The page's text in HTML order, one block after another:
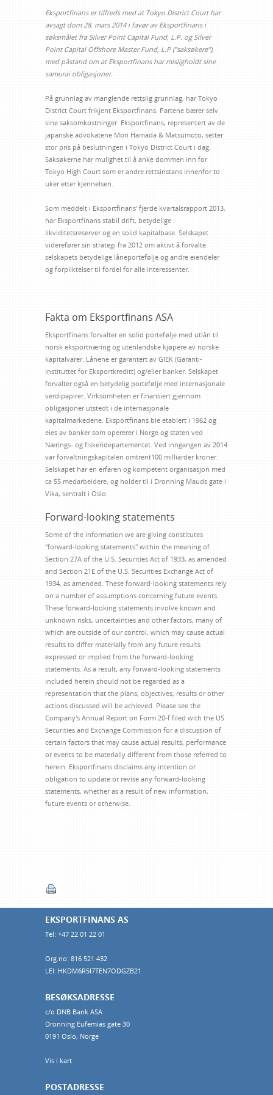
Eksportfinans er tilfreds med at Tokyo District Court har
avsagt dom 28. mars 2014 i favør av Eksportfinans i
søksmålet fra Silver Point Capital Fund, L.P. og Silver
Point Capital Offshore Master Fund, L.P (”saksøkere”),
med påstand om at Eksportfinans har misligholdt sine
samurai obligasjoner.
På grunnlag av manglende rettslig grunnlag, har Tokyo
District Court frikjent Eksportfinans. Partene bærer selv
sine saksomkostninger. Eksportfinans, representert av de
japanske advokatene Mori Hamada & Matsumoto, setter
stor pris på beslutningen i Tokyo District Court i dag.
Saksøkerne har mulighet til å anke dommen inn for
Tokyo High Court som er andre rettsinstans innenfor to
uker etter kjennelsen.
Som meddelt i Eksportfinans’ fjerde kvartalsrapport 2013,
har Eksportfinans stabil drift, betydelige
likviditetsreserver og en solid kapitalbase. Selskapet
viderefører sin strategi fra 2012 om aktivt å forvalte
selskapets betydelige låneportefølje og andre eiendeler
og forpliktelser til fordel for alle interessenter.
Fakta om Eksportfinans ASA
Eksportfinans forvalter en solid portefølje med utlån til
norsk eksportnæring og utenlandske kjøpere av norske
kapitalvarer. Lånene er garantert av GIEK (Garanti-
instituttet for Eksportkreditt) og/eller banker. Selskapet
forvalter også en betydelig portefølje med internasjonale
verdipapirer. Virksomheten er finansiert gjennom
obligasjoner utstedt i de internasjonale
kapitalmarkedene. Eksportfinans ble etablert i 1962 og
eies av banker som opererer i Norge og staten ved
Nærings- og fiskeridepartementet. Ved inngangen av 2014
var forvaltningskapitalen omtrent100 milliarder kroner.
Selskapet har en erfaren og kompetent organisasjon med
ca 55 medarbeidere, og holder til i Dronning Mauds gate i
Vika, sentralt i Oslo.
Forward-looking statements
Some of the information we are giving constitutes
"forward-looking statements" within the meaning of
Section 27A of the U.S. Securities Act of 1933, as amended
and Section 21E of the U.S. Securities Exchange Act of
1934, as amended. These forward-looking statements rely
on a number of assumptions concerning future events.
These forward-looking statements involve known and
unknown risks, uncertainties and other factors, many of
which are outside of our control, which may cause actual
results to differ materially from any future results
expressed or implied from the forward-looking
statements. As a result, any forward-looking statements
included herein should not be regarded as a
representation that the plans, objectives, results or other
actions discussed will be achieved. Please see the
Company's Annual Report on Form 20-f filed with the US
Securities and Exchange Commission for a discussion of
certain factors that may cause actual results, performance
or events to be materially different from those referred to
herein. Eksportfinans disclaims any intention or
obligation to update or revise any forward-looking
statements, whether as a result of new information,
future events or otherwise.
EKSPORTFINANS AS
Tel: +47 22 01 22 01
Org.no: 816 521 432
LEI: HKDM6R5I7TEN7ODGZB21
BESØKSADRESSE
c/o DNB Bank ASA
Dronning Eufemias gate 30
0191 Oslo, Norge
Vis i kart
POSTADRESSE